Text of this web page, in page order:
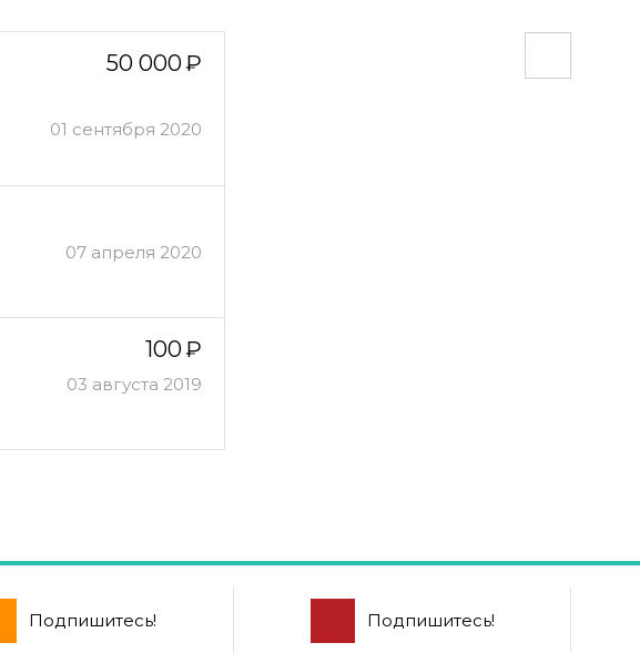
50 000
01 сентября 2020
07 апреля 2020
100
03 августа 2019
Подпишитесь! Подпишитесь!